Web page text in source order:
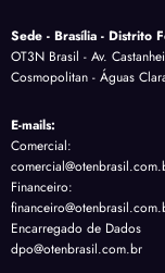
Sede - Brasília - Distrito
OT3N Brasil - Av.
Cosmopolitan - Águas
E-mails:
Comercial:
Financeiro:
Encarregado de Dados
dpo@otenbrasil.com.br